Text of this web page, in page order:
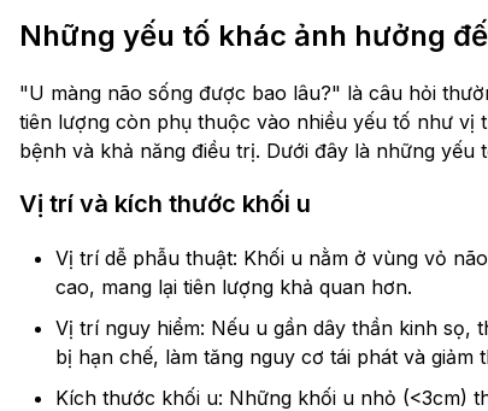
Những yếu tố khác ảnh hưởng
"U màng não sống được bao lâu?" là câu hỏi
tiên lượng còn phụ thuộc vào nhiều yếu tố như
bệnh và khả năng điều trị. Dưới đây là những
Vị trí và kích thước khối u
Vị trí dễ phẫu thuật: Khối u nằm ở vùng vỏ
cao, mang lại tiên lượng khả quan hơn.
Vị trí nguy hiểm: Nếu u gần dây thần kinh sọ,
bị hạn chế, làm tăng nguy cơ tái phát và giảm
Kích thước khối u: Những khối u nhỏ (<3cm)